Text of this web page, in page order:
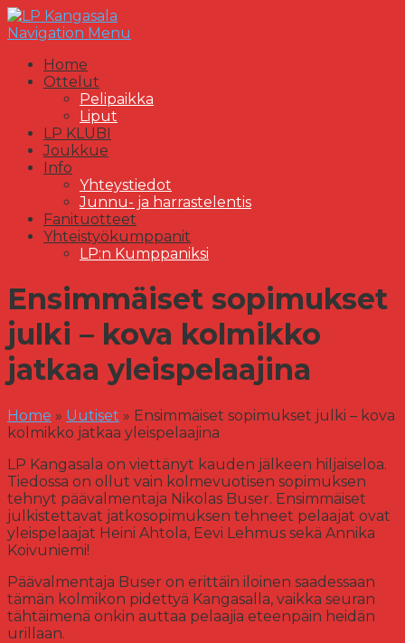
Navigation Menu
Home
Ottelut
Pelipaikka
Liput
LP KLUBI
Joukkue
Info
Yhteystiedot
Junnu- ja harrastelentis
Fanituotteet
Yhteistyökumppanit
LP:n Kumppaniksi
Ensimmäiset sopimukset
julki – kova kolmikko
jatkaa yleispelaajina
Home » Uutiset » Ensimmäiset sopimukset julki – kova
kolmikko jatkaa yleispelaajina
LP Kangasala on viettänyt kauden jälkeen hiljaiseloa.
Tiedossa on ollut vain kolmevuotisen sopimuksen
tehnyt päävalmentaja Nikolas Buser. Ensimmäiset
julkistettavat jatkosopimuksen tehneet pelaajat ovat
yleispelaajat Heini Ahtola, Eevi Lehmus sekä Annika
Koivuniemi!
Päävalmentaja Buser on erittäin iloinen saadessaan
tämän kolmikon pidettyä Kangasalla, vaikka seuran
tähtäimenä onkin auttaa pelaajia eteenpäin heidän
urillaan.